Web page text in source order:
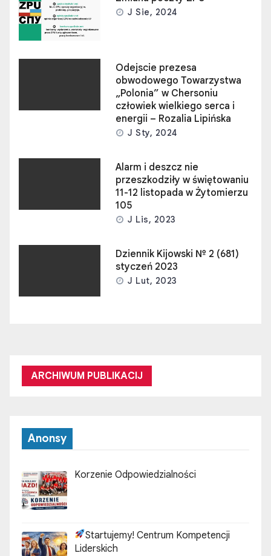
J Sie, 2024
Odejscie prezesa
obwodowego Towarzystwa
„Polonia” w Chersoniu
człowiek wielkiego serca i
energii – Rozalia Lipińska
J Sty, 2024
Alarm i deszcz nie
przeszkodziły w świętowaniu
11-12 listopada w Żytomierzu
105
J Lis, 2023
Dziennik Kijowski № 2 (681)
styczeń 2023
J Lut, 2023
ARCHIWUM PUBLIKACIJ
Anonsy
Korzenie Odpowiedzialności
Startujemy! Centrum Kompetencji
Liderskich